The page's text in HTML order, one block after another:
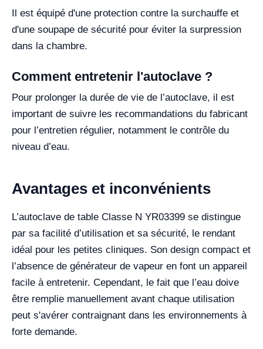
Il est équipé d'une protection contre la surchauffe et
d'une soupape de sécurité pour éviter la surpression
dans la chambre.
Comment entretenir l'autoclave ?
Pour prolonger la durée de vie de l’autoclave, il est
important de suivre les recommandations du fabricant
pour l’entretien régulier, notamment le contrôle du
niveau d’eau.
Avantages et inconvénients
L’autoclave de table Classe N YR03399 se distingue
par sa facilité d’utilisation et sa sécurité, le rendant
idéal pour les petites cliniques. Son design compact et
l’absence de générateur de vapeur en font un appareil
facile à entretenir. Cependant, le fait que l’eau doive
être remplie manuellement avant chaque utilisation
peut s'avérer contraignant dans les environnements à
forte demande.